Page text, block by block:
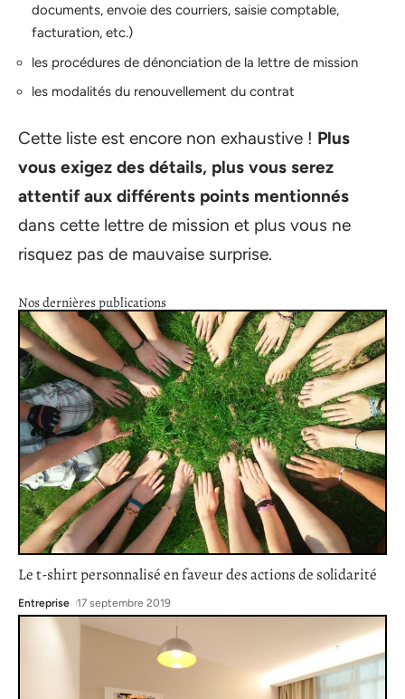
documents, envoie des courriers, saisie comptable,
facturation, etc.)
les procédures de dénonciation de la lettre de mission
les modalités du renouvellement du contrat
Cette liste est encore non exhaustive ! Plus
vous exigez des détails, plus vous serez
attentif aux différents points mentionnés
dans cette lettre de mission et plus vous ne
risquez pas de mauvaise surprise.
Nos dernières publications
Le t-shirt personnalisé en faveur des actions de solidarité
Entreprise 17 septembre 2019